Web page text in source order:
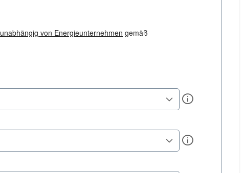
unabhängig von Energieunternehmen gemäß
Info
Info